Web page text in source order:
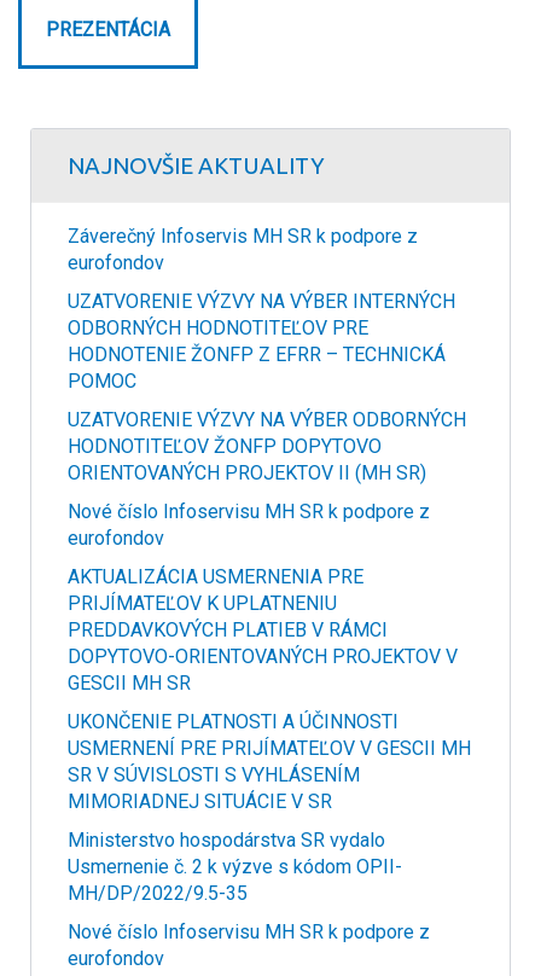
PREZENTÁCIA
NAJNOVŠIE AKTUALITY
Záverečný Infoservis MH SR k podpore z
eurofondov
UZATVORENIE VÝZVY NA VÝBER INTERNÝCH
ODBORNÝCH HODNOTITEĽOV PRE
HODNOTENIE ŽONFP Z EFRR – TECHNICKÁ
POMOC
UZATVORENIE VÝZVY NA VÝBER ODBORNÝCH
HODNOTITEĽOV ŽONFP DOPYTOVO
ORIENTOVANÝCH PROJEKTOV II (MH SR)
Nové číslo Infoservisu MH SR k podpore z
eurofondov
AKTUALIZÁCIA USMERNENIA PRE
PRIJÍMATEĽOV K UPLATNENIU
PREDDAVKOVÝCH PLATIEB V RÁMCI
DOPYTOVO-ORIENTOVANÝCH PROJEKTOV V
GESCII MH SR
UKONČENIE PLATNOSTI A ÚČINNOSTI
USMERNENÍ PRE PRIJÍMATEĽOV V GESCII MH
SR V SÚVISLOSTI S VYHLÁSENÍM
MIMORIADNEJ SITUÁCIE V SR
Ministerstvo hospodárstva SR vydalo
Usmernenie č. 2 k výzve s kódom OPII-
MH/DP/2022/9.5-35
Nové číslo Infoservisu MH SR k podpore z
eurofondov